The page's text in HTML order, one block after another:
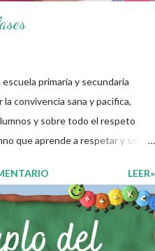
primaria y secundaria
convivencia sana y pacifica,
y sobre todo el respeto
que aprende a respetar y seguir
es por eso que el objetivo
o reglamento de aula buscan
entiendan, analizan y
que conlleva ser un buen
LEER»